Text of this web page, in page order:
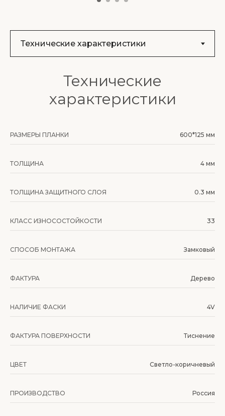
Технические
характеристики
РАЗМЕРЫ ПЛАНКИ 600*125 мм
ТОЛЩИНА 4 мм
ТОЛЩИНА ЗАЩИТНОГО СЛОЯ 0.3 мм
КЛАСС ИЗНОСОСТОЙКОСТИ 33
СПОСОБ МОНТАЖА Замковый
ФАКТУРА Дерево
НАЛИЧИЕ ФАСКИ 4V
ФАКТУРА ПОВЕРХНОСТИ Тиснение
ЦВЕТ Светло-коричневый
ПРОИЗВОДСТВО Россия